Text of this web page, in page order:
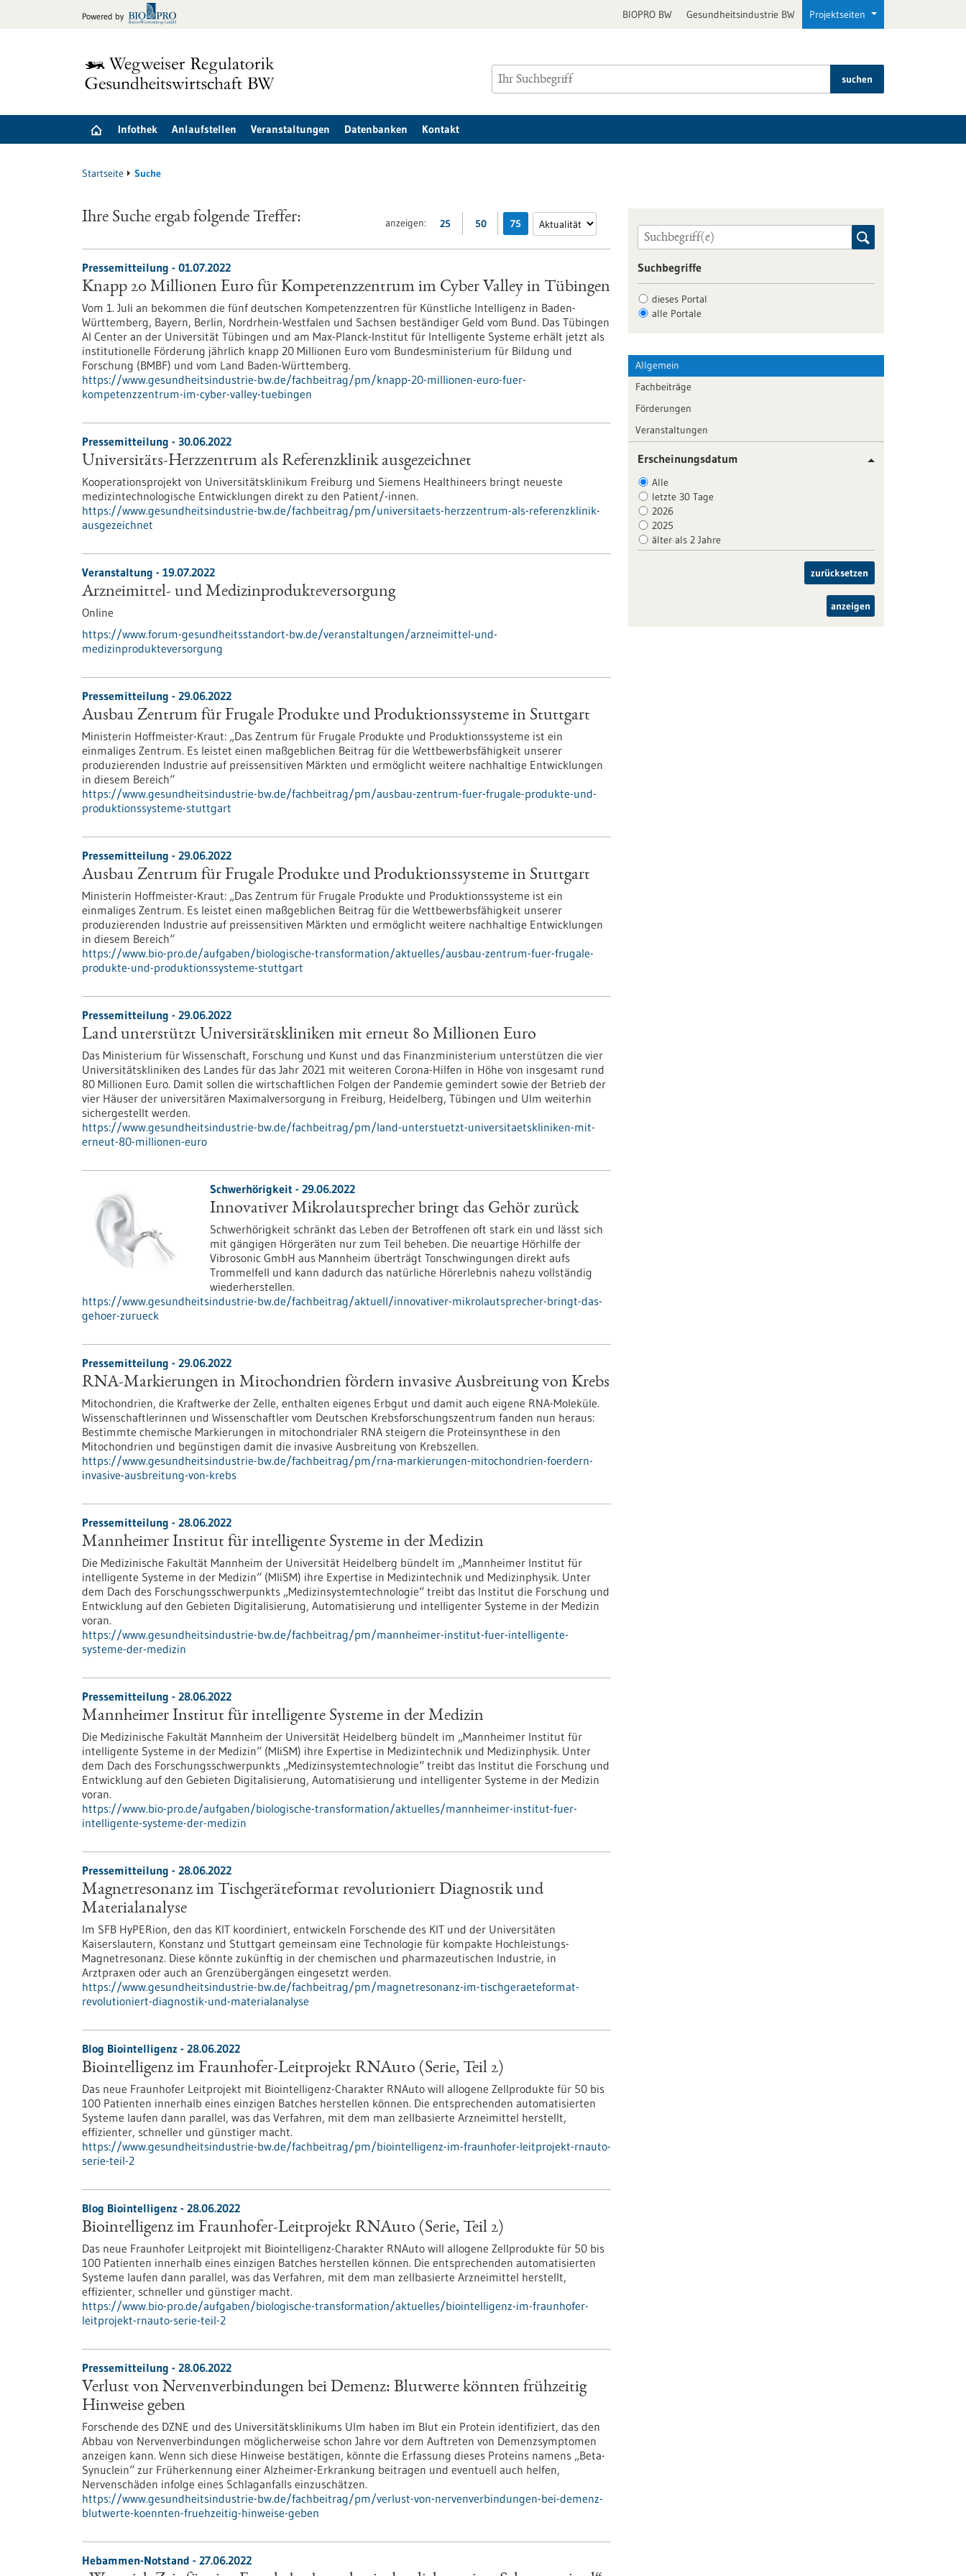
Powered by BIOPRO BW Gesundheitsindustrie BW Projektseiten
suchen
Infothek Anlaufstellen Veranstaltungen Datenbanken Kontakt
Startseite Suche
anzeigen: 25 50 75
Ihre Suche ergab folgende Treffer:
Pressemitteilung - 01.07.2022
Knapp 20 Millionen Euro für Kompetenzzentrum im Cyber Valley in Tübingen
Vom 1. Juli an bekommen die fünf deutschen Kompetenzzentren für Künstliche Intelligenz in Baden-
Württemberg, Bayern, Berlin, Nordrhein-Westfalen und Sachsen beständiger Geld vom Bund. Das Tübingen
AI Center an der Universität Tübingen und am Max-Planck-Institut für Intelligente Systeme erhält jetzt als
institutionelle Förderung jährlich knapp 20 Millionen Euro vom Bundesministerium für Bildung und
Forschung (BMBF) und vom Land Baden-Württemberg.
https://www.gesundheitsindustrie-bw.de/fachbeitrag/pm/knapp-20-millionen-euro-fuer-
kompetenzzentrum-im-cyber-valley-tuebingen
Pressemitteilung - 30.06.2022
Universitäts-Herzzentrum als Referenzklinik ausgezeichnet
Kooperationsprojekt von Universitätsklinikum Freiburg und Siemens Healthineers bringt neueste
medizintechnologische Entwicklungen direkt zu den Patient/-innen.
https://www.gesundheitsindustrie-bw.de/fachbeitrag/pm/universitaets-herzzentrum-als-referenzklinik-
ausgezeichnet
Veranstaltung - 19.07.2022
Arzneimittel- und Medizinprodukteversorgung
Online
https://www.forum-gesundheitsstandort-bw.de/veranstaltungen/arzneimittel-und-
medizinprodukteversorgung
Pressemitteilung - 29.06.2022
Ausbau Zentrum für Frugale Produkte und Produktionssysteme in Stuttgart
Ministerin Hoffmeister-Kraut: „Das Zentrum für Frugale Produkte und Produktionssysteme ist ein
einmaliges Zentrum. Es leistet einen maßgeblichen Beitrag für die Wettbewerbsfähigkeit unserer
produzierenden Industrie auf preissensitiven Märkten und ermöglicht weitere nachhaltige Entwicklungen
in diesem Bereich“
https://www.gesundheitsindustrie-bw.de/fachbeitrag/pm/ausbau-zentrum-fuer-frugale-produkte-und-
produktionssysteme-stuttgart
Pressemitteilung - 29.06.2022
Ausbau Zentrum für Frugale Produkte und Produktionssysteme in Stuttgart
Ministerin Hoffmeister-Kraut: „Das Zentrum für Frugale Produkte und Produktionssysteme ist ein
einmaliges Zentrum. Es leistet einen maßgeblichen Beitrag für die Wettbewerbsfähigkeit unserer
produzierenden Industrie auf preissensitiven Märkten und ermöglicht weitere nachhaltige Entwicklungen
in diesem Bereich“
https://www.bio-pro.de/aufgaben/biologische-transformation/aktuelles/ausbau-zentrum-fuer-frugale-
produkte-und-produktionssysteme-stuttgart
Pressemitteilung - 29.06.2022
Land unterstützt Universitätskliniken mit erneut 80 Millionen Euro
Das Ministerium für Wissenschaft, Forschung und Kunst und das Finanzministerium unterstützen die vier
Universitätskliniken des Landes für das Jahr 2021 mit weiteren Corona-Hilfen in Höhe von insgesamt rund
80 Millionen Euro. Damit sollen die wirtschaftlichen Folgen der Pandemie gemindert sowie der Betrieb der
vier Häuser der universitären Maximalversorgung in Freiburg, Heidelberg, Tübingen und Ulm weiterhin
sichergestellt werden.
https://www.gesundheitsindustrie-bw.de/fachbeitrag/pm/land-unterstuetzt-universitaetskliniken-mit-
erneut-80-millionen-euro
Schwerhörigkeit - 29.06.2022
Innovativer Mikrolautsprecher bringt das Gehör zurück
Schwerhörigkeit schränkt das Leben der Betroffenen oft stark ein und lässt sich
mit gängigen Hörgeräten nur zum Teil beheben. Die neuartige Hörhilfe der
Vibrosonic GmbH aus Mannheim überträgt Tonschwingungen direkt aufs
Trommelfell und kann dadurch das natürliche Hörerlebnis nahezu vollständig
wiederherstellen.
https://www.gesundheitsindustrie-bw.de/fachbeitrag/aktuell/innovativer-mikrolautsprecher-bringt-das-
gehoer-zurueck
Pressemitteilung - 29.06.2022
RNA-Markierungen in Mitochondrien fördern invasive Ausbreitung von Krebs
Mitochondrien, die Kraftwerke der Zelle, enthalten eigenes Erbgut und damit auch eigene RNA-Moleküle.
Wissenschaftlerinnen und Wissenschaftler vom Deutschen Krebsforschungszentrum fanden nun heraus:
Bestimmte chemische Markierungen in mitochondrialer RNA steigern die Proteinsynthese in den
Mitochondrien und begünstigen damit die invasive Ausbreitung von Krebszellen.
https://www.gesundheitsindustrie-bw.de/fachbeitrag/pm/rna-markierungen-mitochondrien-foerdern-
invasive-ausbreitung-von-krebs
Pressemitteilung - 28.06.2022
Mannheimer Institut für intelligente Systeme in der Medizin
Die Medizinische Fakultät Mannheim der Universität Heidelberg bündelt im „Mannheimer Institut für
intelligente Systeme in der Medizin“ (MIiSM) ihre Expertise in Medizintechnik und Medizinphysik. Unter
dem Dach des Forschungsschwerpunkts „Medizinsystemtechnologie“ treibt das Institut die Forschung und
Entwicklung auf den Gebieten Digitalisierung, Automatisierung und intelligenter Systeme in der Medizin
voran.
https://www.gesundheitsindustrie-bw.de/fachbeitrag/pm/mannheimer-institut-fuer-intelligente-
systeme-der-medizin
Pressemitteilung - 28.06.2022
Mannheimer Institut für intelligente Systeme in der Medizin
Die Medizinische Fakultät Mannheim der Universität Heidelberg bündelt im „Mannheimer Institut für
intelligente Systeme in der Medizin“ (MIiSM) ihre Expertise in Medizintechnik und Medizinphysik. Unter
dem Dach des Forschungsschwerpunkts „Medizinsystemtechnologie“ treibt das Institut die Forschung und
Entwicklung auf den Gebieten Digitalisierung, Automatisierung und intelligenter Systeme in der Medizin
voran.
https://www.bio-pro.de/aufgaben/biologische-transformation/aktuelles/mannheimer-institut-fuer-
intelligente-systeme-der-medizin
Pressemitteilung - 28.06.2022
Magnetresonanz im Tischgeräteformat revolutioniert Diagnostik und
Materialanalyse
Im SFB HyPERion, den das KIT koordiniert, entwickeln Forschende des KIT und der Universitäten
Kaiserslautern, Konstanz und Stuttgart gemeinsam eine Technologie für kompakte Hochleistungs-
Magnetresonanz. Diese könnte zukünftig in der chemischen und pharmazeutischen Industrie, in
Arztpraxen oder auch an Grenzübergängen eingesetzt werden.
https://www.gesundheitsindustrie-bw.de/fachbeitrag/pm/magnetresonanz-im-tischgeraeteformat-
revolutioniert-diagnostik-und-materialanalyse
Blog Biointelligenz - 28.06.2022
Biointelligenz im Fraunhofer-Leitprojekt RNAuto (Serie, Teil 2)
Das neue Fraunhofer Leitprojekt mit Biointelligenz-Charakter RNAuto will allogene Zellprodukte für 50 bis
100 Patienten innerhalb eines einzigen Batches herstellen können. Die entsprechenden automatisierten
Systeme laufen dann parallel, was das Verfahren, mit dem man zellbasierte Arzneimittel herstellt,
effizienter, schneller und günstiger macht.
https://www.gesundheitsindustrie-bw.de/fachbeitrag/pm/biointelligenz-im-fraunhofer-leitprojekt-rnauto-
serie-teil-2
Blog Biointelligenz - 28.06.2022
Biointelligenz im Fraunhofer-Leitprojekt RNAuto (Serie, Teil 2)
Das neue Fraunhofer Leitprojekt mit Biointelligenz-Charakter RNAuto will allogene Zellprodukte für 50 bis
100 Patienten innerhalb eines einzigen Batches herstellen können. Die entsprechenden automatisierten
Systeme laufen dann parallel, was das Verfahren, mit dem man zellbasierte Arzneimittel herstellt,
effizienter, schneller und günstiger macht.
https://www.bio-pro.de/aufgaben/biologische-transformation/aktuelles/biointelligenz-im-fraunhofer-
leitprojekt-rnauto-serie-teil-2
Pressemitteilung - 28.06.2022
Verlust von Nervenverbindungen bei Demenz: Blutwerte könnten frühzeitig
Hinweise geben
Forschende des DZNE und des Universitätsklinikums Ulm haben im Blut ein Protein identifiziert, das den
Abbau von Nervenverbindungen möglicherweise schon Jahre vor dem Auftreten von Demenzsymptomen
anzeigen kann. Wenn sich diese Hinweise bestätigen, könnte die Erfassung dieses Proteins namens „Beta-
Synuclein“ zur Früherkennung einer Alzheimer-Erkrankung beitragen und eventuell auch helfen,
Nervenschäden infolge eines Schlaganfalls einzuschätzen.
https://www.gesundheitsindustrie-bw.de/fachbeitrag/pm/verlust-von-nervenverbindungen-bei-demenz-
blutwerte-koennten-fruehzeitig-hinweise-geben
Hebammen-Notstand - 27.06.2022
Suchbegriffe
dieses Portal
alle Portale
Allgemein
Fachbeiträge
Förderungen
Veranstaltungen
Erscheinungsdatum
Alle
letzte 30 Tage
2026
2025
älter als 2 Jahre
zurücksetzen
anzeigen